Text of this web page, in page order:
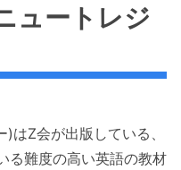
ュートレジ
はZ会が出版している、
る難度の高い英語の教材